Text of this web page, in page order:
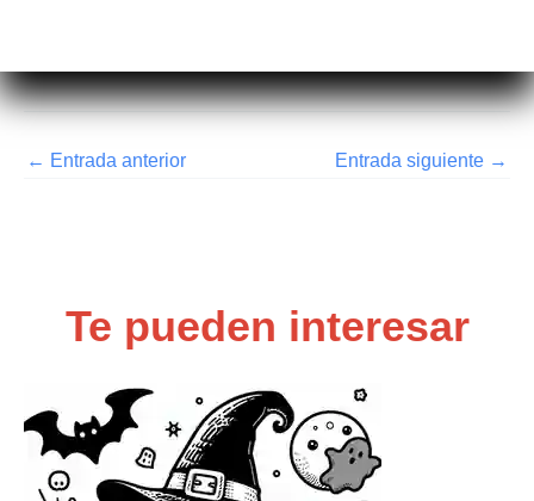
← Entrada anterior Entrada siguiente →
Te pueden interesar